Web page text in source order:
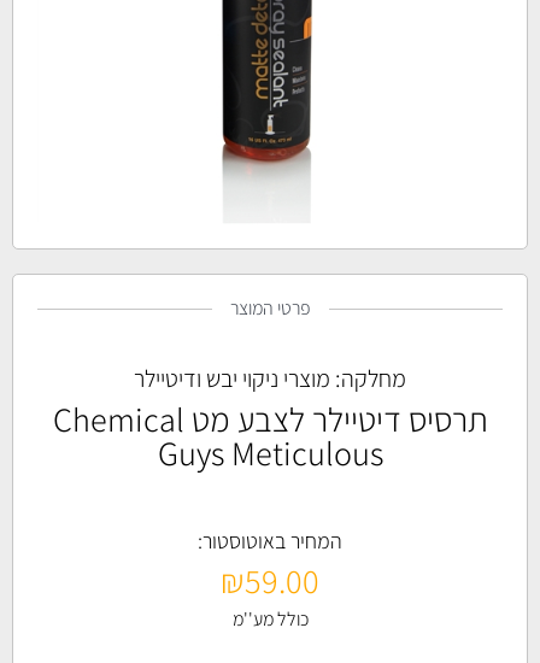
פרטי המוצר
מחלקה: מוצרי ניקוי יבש ודיטיילר
תרסיס דיטיילר לצבע מט Chemical
Guys Meticulous
המחיר באוטוסטור:
₪59.00
כולל מע''מ